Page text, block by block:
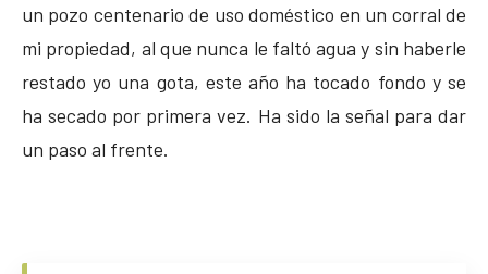
un pozo centenario de uso doméstico en un corral de
mi propiedad, al que nunca le faltó agua y sin haberle
restado yo una gota, este año ha tocado fondo y se
ha secado por primera vez. Ha sido la señal para dar
un paso al frente.